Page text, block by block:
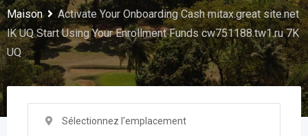
Maison
Activate Your Onboarding Cash mitax.great site.net
lK UQ Start Using Your Enrollment Funds cw751188.tw1.ru 7K
UQ
Sélectionnez l'emplacement